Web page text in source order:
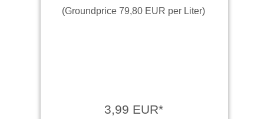
(Groundprice 79,80 EUR per Liter)
3,99 EUR*